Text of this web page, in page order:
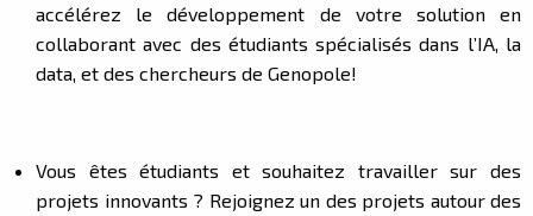
accélérez le développement de votre solution en
collaborant avec des étudiants spécialisés dans l’IA, la
data, et des chercheurs de Genopole!
Vous êtes étudiants et souhaitez travailler sur des
projets innovants ? Rejoignez un des projets autour des